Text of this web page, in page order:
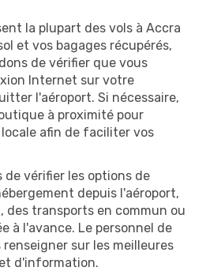
la plupart des vols à Accra
et vos bagages récupérés,
de vérifier que vous
Internet sur votre
l'aéroport. Si nécessaire,
à proximité pour
afin de faciliter vos
de vérifier les options de
depuis l'aéroport,
des transports en commun ou
à l'avance. Le personnel de
sur les meilleures
d'information.